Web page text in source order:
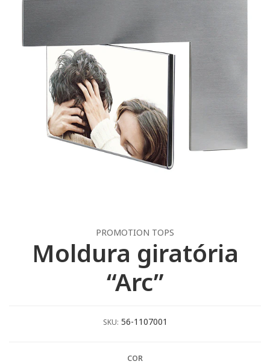
PROMOTION TOPS
Moldura giratória
“Arc”
SKU: 56-1107001
COR